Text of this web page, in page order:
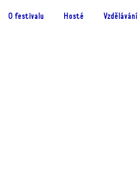
O festivalu Hosté Vzdělávání